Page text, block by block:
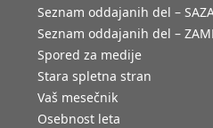
Seznam oddajanih del –
Seznam oddajanih del –
Spored za medije
Stara spletna stran
Vaš mesečnik
Osebnost leta